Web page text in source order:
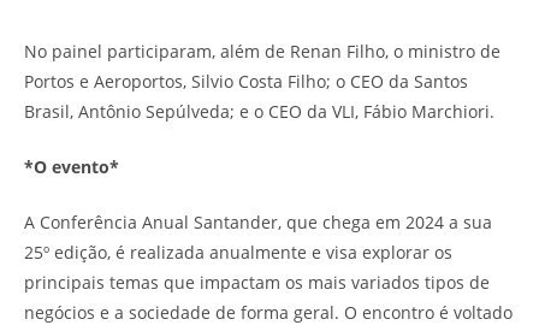
No painel participaram, além de Renan Filho, o ministro de
Portos e Aeroportos, Silvio Costa Filho; o CEO da Santos
Brasil, Antônio Sepúlveda; e o CEO da VLI, Fábio Marchiori.
*O evento*
A Conferência Anual Santander, que chega em 2024 a sua
25º edição, é realizada anualmente e visa explorar os
principais temas que impactam os mais variados tipos de
negócios e a sociedade de forma geral. O encontro é voltado